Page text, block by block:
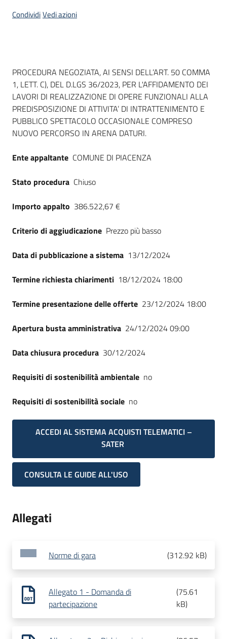
CondividiVedi azioni
Dati del bando
PROCEDURA NEGOZIATA, AI SENSI DELL’ART. 50 COMMA
1, LETT. C), DEL D.LGS 36/2023, PER L'AFFIDAMENTO DEI
LAVORI DI REALIZZAZIONE DI OPERE FUNZIONALI ALLA
PREDISPOSIZIONE DI ATTIVITA’ DI INTRATTENIMENTO E
PUBBLICO SPETTACOLO OCCASIONALE COMPRESO
NUOVO PERCORSO IN ARENA DATURI.
Ente appaltante COMUNE DI PIACENZA
Stato procedura Chiuso
Importo appalto 386.522,67 €
Criterio di aggiudicazione Prezzo più basso
Data di pubblicazione a sistema 13/12/2024
Termine richiesta chiarimenti 18/12/2024 18:00
Termine presentazione delle offerte 23/12/2024 18:00
Apertura busta amministrativa 24/12/2024 09:00
Data chiusura procedura 30/12/2024
Requisiti di sostenibilità ambientale no
Requisiti di sostenibilità sociale no
ACCEDI AL SISTEMA ACQUISTI TELEMATICI –
SATER
CONSULTA LE GUIDE ALL'USO
Allegati
Norme di gara (312.92 kB)
Allegato 1 - Domanda di
partecipazione
(75.61
kB)